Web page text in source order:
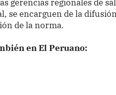
gerencias regionales de
se encarguen de la
de la norma.
en El Peruano: